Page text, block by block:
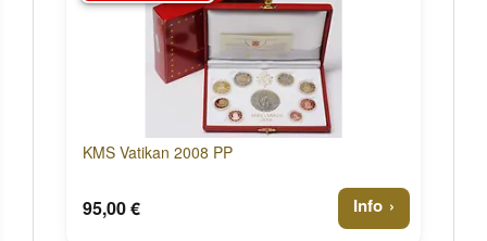
KMS Vatikan 2008 PP
95,00 € Info